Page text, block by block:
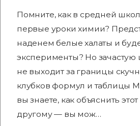
Помните, как в средней
первые уроки химии?
наденем белые халаты и
эксперименты? Но
не выходит за границы
клубков формул и таблицы
вы знаете, как объяснить
другому — вы мож…